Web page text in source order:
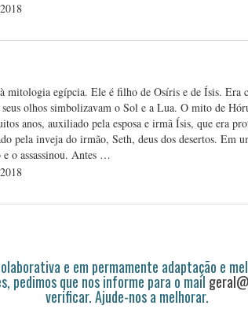
mitologia egípcia. Ele é filho de Osíris e de Ísis. Era
seus olhos simbolizavam o Sol e a Lua. O mito de
anos, auxiliado pela esposa e irmã Ísis, que era
pela inveja do irmão, Seth, deus dos desertos. Em
o assassinou. Antes …
e em permamente adaptação e
pedimos que nos informe para o mail
verificar. Ajude-nos a melhorar.